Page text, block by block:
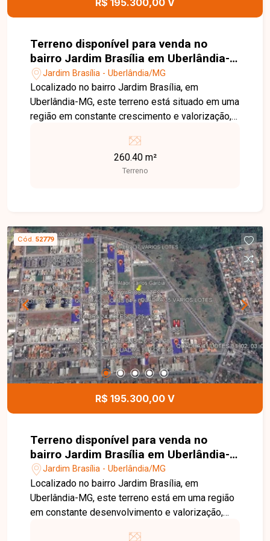
R$ 195.300,00 V
Terreno disponível para venda no
bairro Jardim Brasília em Uberlândia-
MGJardim Brasília - Uberlândia/MG
Localizado no bairro Jardim Brasília, em
Uberlândia-MG, este terreno está situado em uma
região em constante crescimento e valorização,
próximo a supermercados, escolas, farmácias,
comércios e diversos serviços, oferecendo
praticidade e excelente potencial para
excelente aproveitamento para projetos
residenciais, sendo uma ótima opção para quem
deseja construir a casa dos sonhos ou investir
em uma região com grande potencial de
valorização. Esta é uma excelente oportunidade
para adquirir um terreno bem localizado no bairro
Jardim Brasília. Agende uma visita e venha
conhecer todos os detalhes deste imóvel.
260.40 m²
Terreno
Cód. 52779
R$ 195.300,00 V
Terreno disponível para venda no
bairro Jardim Brasília em Uberlândia-
MGJardim Brasília - Uberlândia/MG
Localizado no bairro Jardim Brasília, em
Uberlândia-MG, este terreno está em uma região
em constante desenvolvimento e valorização,